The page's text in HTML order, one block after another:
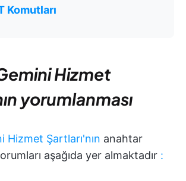
Komutları
Hizmet
yorumlanması
Hizmet Şartları'nın anahtar
aşağıda yer almaktadır :